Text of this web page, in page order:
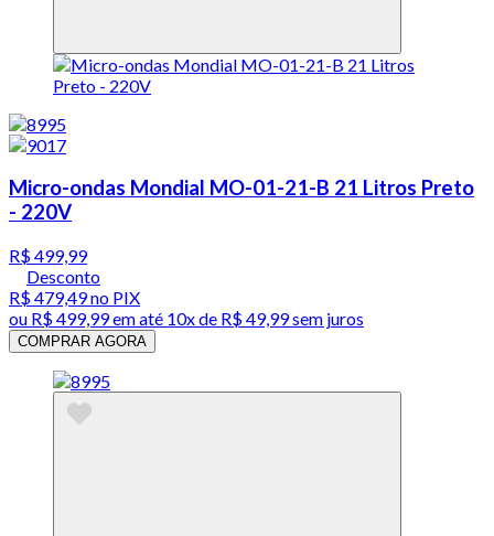
Micro-ondas Mondial MO-01-21-B 21 Litros Preto
- 220V
R$ 499,99
Desconto
R$ 479,49no PIX
ou R$ 499,99em até 10x de R$ 49,99 sem juros
COMPRAR AGORA